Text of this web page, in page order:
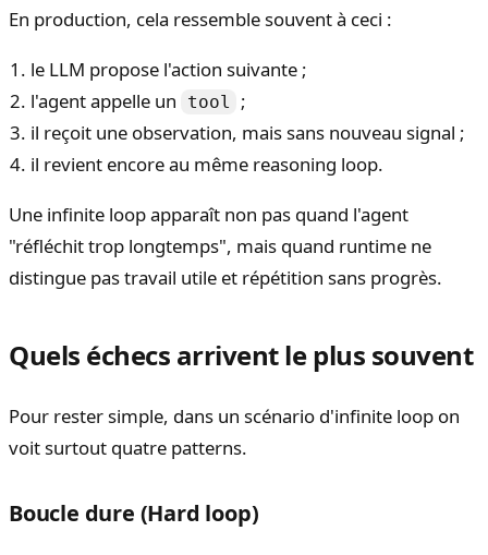
En production, cela ressemble souvent à ceci :
le LLM propose l'action suivante ;
l'agent appelle un
tool
;
il reçoit une observation, mais sans nouveau signal ;
il revient encore au même reasoning loop.
Une infinite loop apparaît non pas quand l'agent
"réfléchit trop longtemps", mais quand runtime ne
distingue pas travail utile et répétition sans progrès.
Quels échecs arrivent le plus souvent
Pour rester simple, dans un scénario d'infinite loop on
voit surtout quatre patterns.
Boucle dure (Hard loop)